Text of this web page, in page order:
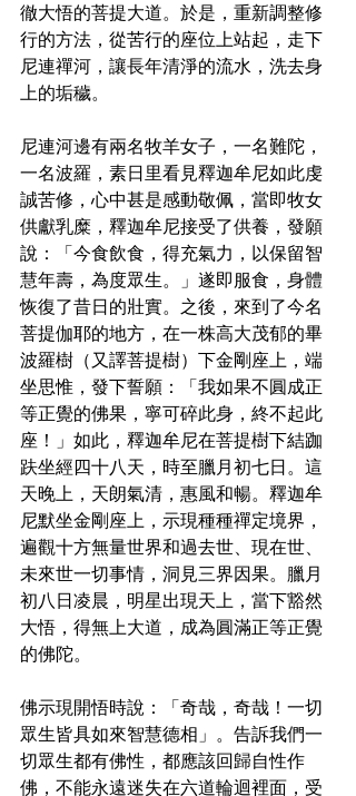
徹大悟的菩提大道。於是，重新調整修
行的方法，從苦行的座位上站起，走下
尼連禪河，讓長年清淨的流水，洗去身
上的垢穢。
尼連河邊有兩名牧羊女子，一名難陀，
一名波羅，素日里看見釋迦牟尼如此虔
誠苦修，心中甚是感動敬佩，當即牧女
供獻乳糜，釋迦牟尼接受了供養，發願
說：「今食飲食，得充氣力，以保留智
慧年壽，為度眾生。」遂即服食，身體
恢復了昔日的壯實。之後，來到了今名
菩提伽耶的地方，在一株高大茂郁的畢
波羅樹（又譯菩提樹）下金剛座上，端
坐思惟，發下誓願：「我如果不圓成正
等正覺的佛果，寧可碎此身，終不起此
座！」如此，釋迦牟尼在菩提樹下結跏
趺坐經四十八天，時至臘月初七日。這
天晚上，天朗氣清，惠風和暢。釋迦牟
尼默坐金剛座上，示現種種禪定境界，
遍觀十方無量世界和過去世、現在世、
未來世一切事情，洞見三界因果。臘月
初八日凌晨，明星出現天上，當下豁然
大悟，得無上大道，成為圓滿正等正覺
的佛陀。
佛示現開悟時說：「奇哉，奇哉！一切
眾生皆具如來智慧德相」。告訴我們一
切眾生都有佛性，都應該回歸自性作
佛，不能永遠迷失在六道輪迴裡面，受